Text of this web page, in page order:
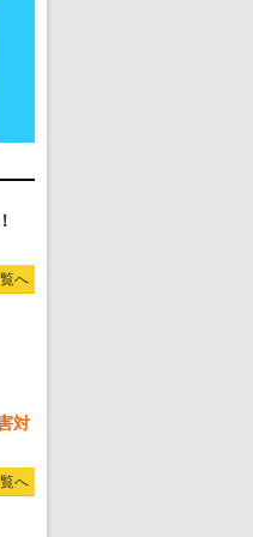
へ
対
へ